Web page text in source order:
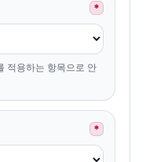
*
적용하는 항목으로 안
*